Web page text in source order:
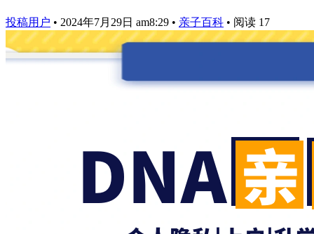
投稿用户 • 2024年7月29日 am8:29 • 亲子百科 • 阅读 17